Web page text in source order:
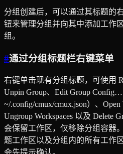
分组创建后，可以通过其标题的
钮来管理分组并向其中添加工作
组。
#通过分组标题栏右键菜单
右键单击现有分组标题，可使用
Unpin Group、Edit Group
~/.config/cmux/cmux.json）、Open
Ungroup Workspaces 以及 Delete
会保留工作区，仅移除分组容器
题工作区以及分组内的所有工作